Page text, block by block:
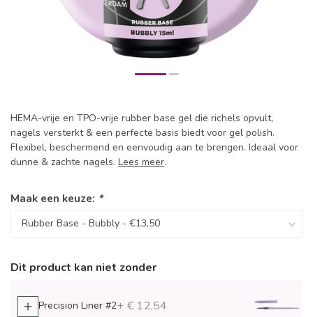
HEMA-vrije en TPO-vrije rubber base gel die richels opvult,
nagels versterkt & een perfecte basis biedt voor gel polish.
Flexibel, beschermend en eenvoudig aan te brengen. Ideaal voor
dunne & zachte nagels. Lees meer.
Maak een keuze: *
Dit product kan niet zonder
Precision Liner #2+ € 12,54